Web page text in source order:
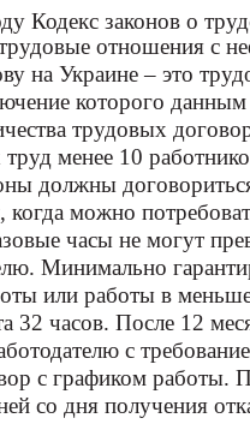
Кодекс законов о
отношения с
на Украине – это
которого
трудовых
менее 10
должны
когда можно
часы не могут
Минимально
или работы в
32 часов. После 12
с
с графиком работы.
со дня получения